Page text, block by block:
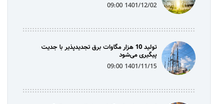
1401/12/02 09:00
تولید 10 هزار مگاوات برق تجدیدپذیر با جدیت
پیگیری می‌شود
1401/11/15 09:00